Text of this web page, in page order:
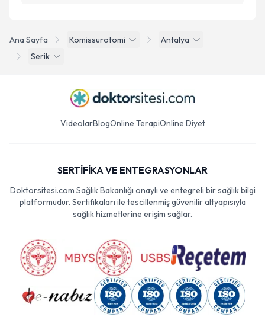
Ana Sayfa Komissurotomi
Antalya
Serik
VideolarBlogOnline TerapiOnline Diyet
SERTİFİKA VE ENTEGRASYONLAR
Doktorsitesi.com Sağlık Bakanlığı onaylı ve entegreli bir sağlık bilgi
platformudur. Sertifikaları ile tescillenmiş güvenilir altyapısıyla
sağlık hizmetlerine erişim sağlar.